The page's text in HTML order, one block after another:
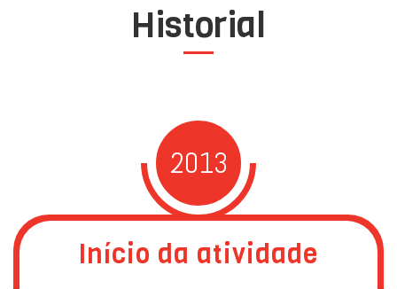
Historial
2013
Início da atividade